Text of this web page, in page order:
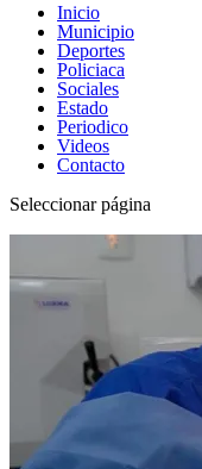
Inicio
Municipio
Deportes
Policiaca
Sociales
Estado
Periodico
Videos
Contacto
Seleccionar página